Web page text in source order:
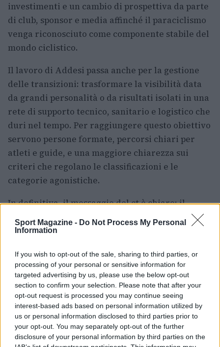
Sport Magazine - Do Not Process My Personal
Information
If you wish to opt-out of the sale, sharing to third parties, or
processing of your personal or sensitive information for
targeted advertising by us, please use the below opt-out
section to confirm your selection. Please note that after your
opt-out request is processed you may continue seeing
interest-based ads based on personal information utilized by
us or personal information disclosed to third parties prior to
your opt-out. You may separately opt-out of the further
disclosure of your personal information by third parties on the
investimenti e un cambio di prospettiva da parte
di club, sponsor e media affinché il paraciclismo
venga riconosciuto come componente stabile del
mondo ciclistico.
Il lavoro di Addesi passa anche per la gestione
delle transizioni: trasformare la visibilità data
da grandi personalità o da risultati isolati in una
rete di supporto tecnico, sanitario e logistico che
duri nel tempo. Per raggiungere questo obiettivo
servono persone formate, percorsi chiari per
atleti e guide, e una maggiore chiarezza sui
criteri che regolano le classificazioni e le
categorie agonistiche.
In definitiva, il messaggio del ct è chiaro: il
paraciclismo ha dimostrato, condieci ori agli
Europeie risultati mondiali come quelli di
tecnico e competitivo del ciclismo
convenzionale. Riconoscimento, continuità e
comunicazione sono però ancora punti critici su
cui lavorare per trasformare l’onda di successi in
un movimento stabile e riconosciuto.